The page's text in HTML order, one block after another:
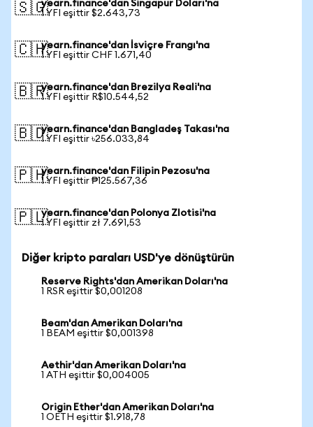
🇸🇬yearn.finance'dan Singapur Doları'na
1 YFI eşittir $2.643,73
🇨🇭yearn.finance'dan İsviçre Frangı'na
1 YFI eşittir CHF 1.671,40
🇧🇷yearn.finance'dan Brezilya Reali'na
1 YFI eşittir R$10.544,52
🇧🇩yearn.finance'dan Bangladeş Takası'na
1 YFI eşittir ৳256.033,84
🇵🇭yearn.finance'dan Filipin Pezosu'na
1 YFI eşittir ₱125.567,36
🇵🇱yearn.finance'dan Polonya Zlotisi'na
1 YFI eşittir zł 7.691,53
Diğer kripto paraları USD'ye dönüştürün
Reserve Rights'dan Amerikan Doları'na
1 RSR eşittir $0,001208
Beam'dan Amerikan Doları'na
1 BEAM eşittir $0,001398
Aethir'dan Amerikan Doları'na
1 ATH eşittir $0,004005
Origin Ether'dan Amerikan Doları'na
1 OETH eşittir $1.918,78